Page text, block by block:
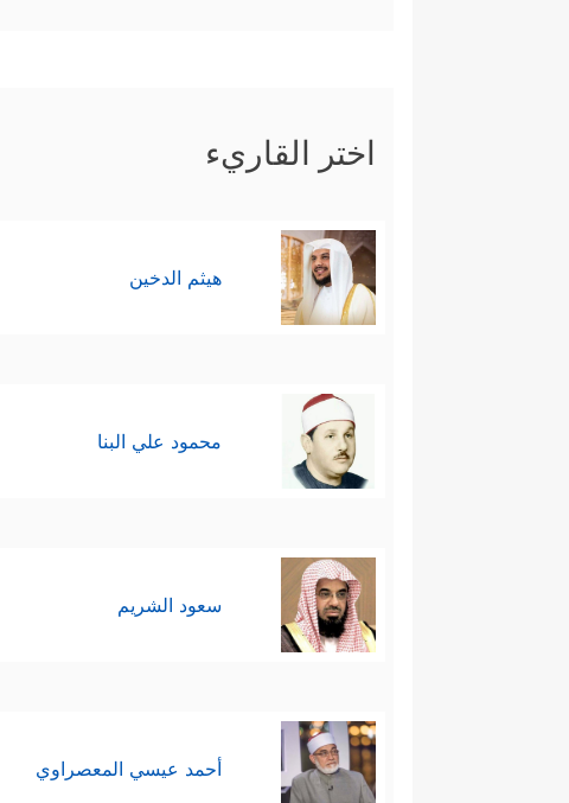
اختر القاريء
هيثم الدخين
محمود علي البنا
سعود الشريم
أحمد عيسي المعصراوي